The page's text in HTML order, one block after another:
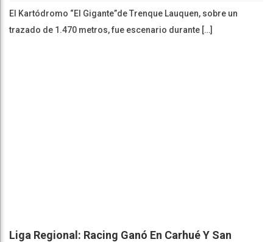
El Kartódromo “El Gigante”de Trenque Lauquen, sobre un
trazado de 1.470 metros, fue escenario durante […]
Liga Regional: Racing Ganó En Carhué Y San